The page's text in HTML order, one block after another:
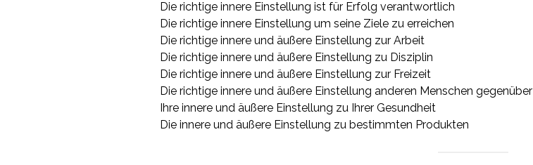
Die richtige innere Einstellung ist für Erfolg verantwortlich
Die richtige innere Einstellung um seine Ziele zu erreichen
Die richtige innere und äußere Einstellung zur Arbeit
Die richtige innere und äußere Einstellung zu Disziplin
Die richtige innere und äußere Einstellung zur Freizeit
Die richtige innere und äußere Einstellung anderen Menschen gegenüber
Ihre innere und äußere Einstellung zu Ihrer Gesundheit
Die innere und äußere Einstellung zu bestimmten Produkten